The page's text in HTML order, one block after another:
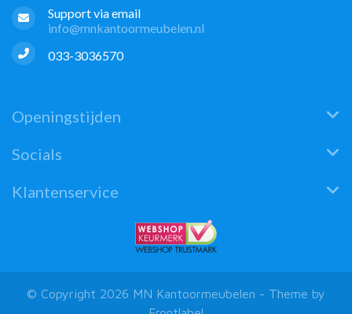
Support via email
info@mnkantoormeubelen.nl
033-3036570
Openingstijden
Socials
Klantenservice
© Copyright 2026 MN Kantoormeubelen - Theme by